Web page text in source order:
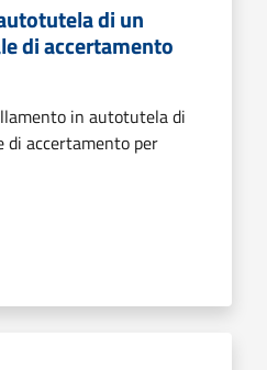
di un
di accertamento
in autotutela di
di accertamento per